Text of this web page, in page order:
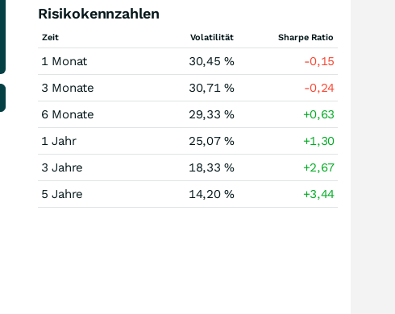
Risikokennzahlen
Zeit Volatilität Sharpe Ratio
1 Monat 30,45 %
-0,15
3 Monate
30,71 %
-0,24
6 Monate
29,33 %
+0,63
1 Jahr
25,07 %
+1,30
3 Jahre
18,33 %
+2,67
5 Jahre
14,20 % +3,44